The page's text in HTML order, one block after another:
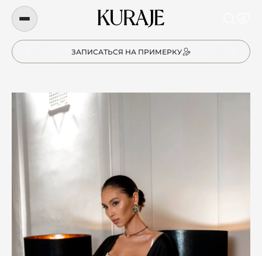
ЗАПИСАТЬСЯ НА ПРИМЕРКУ